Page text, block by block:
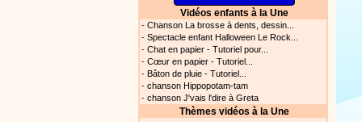
Vidéos enfants à la Une
- Chanson La brosse à dents, dessin...
- Spectacle enfant Halloween Le Rock...
- Chat en papier - Tutoriel pour...
- Cœur en papier - Tutoriel...
- Bâton de pluie - Tutoriel...
- chanson Hippopotam-tam
- chanson J'vais l'dire à Greta
Thèmes vidéos à la Une